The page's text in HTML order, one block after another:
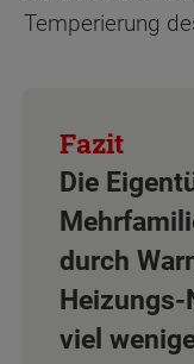
Temperierung
Die
durch
Heizungs-
viel